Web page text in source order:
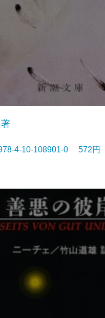
4-10-108901-0 572円